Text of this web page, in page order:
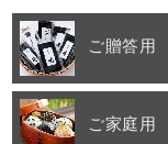
ご贈答用
ご家庭用